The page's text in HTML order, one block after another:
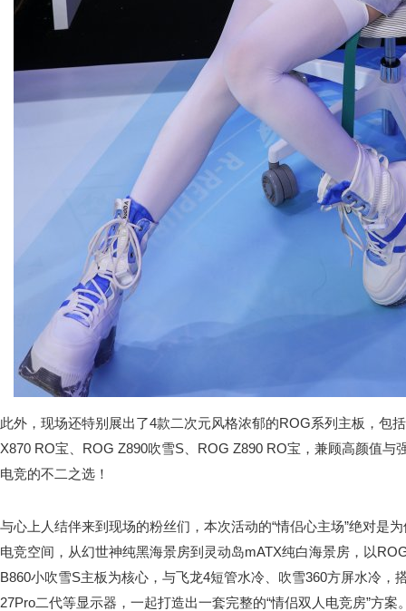
此外，现场还特别展出了4款二次元风格浓郁的ROG系列主板，包
X870 RO宝、ROG Z890吹雪S、ROG Z890 RO宝，兼顾高颜值与
电竞的不二之选！
与心上人结伴来到现场的粉丝们，本次活动的“情侣心主场”绝对是
电竞空间，从幻世神纯黑海景房到灵动岛mATX纯白海景房，以
B860小吹雪S主板为核心，与飞龙4短管水冷、吹雪360方屏水冷，
27Pro二代等显示器，一起打造出一套完整的“情侣双人电竞房”方案